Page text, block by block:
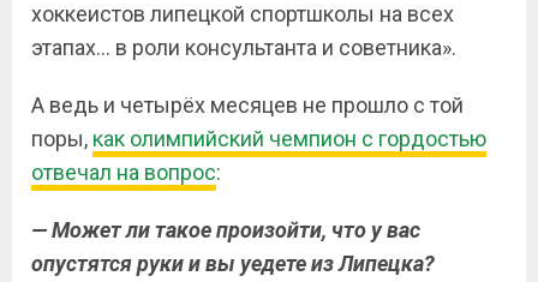
хоккеистов липецкой спортшколы на всех
этапах… в роли консультанта и советника».
А ведь и четырёх месяцев не прошло с той
поры, как олимпийский чемпион с гордостью
отвечал на вопрос:
— Может ли такое произойти, что у вас
опустятся руки и вы уедете из Липецка?